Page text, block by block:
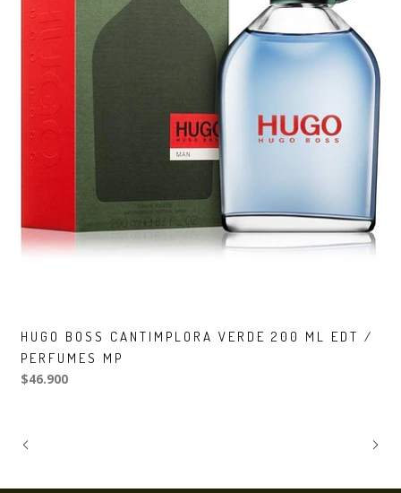
HUGO BOSS CANTIMPLORA VERDE 200 ML EDT /
PERFUMES MP
$46.900